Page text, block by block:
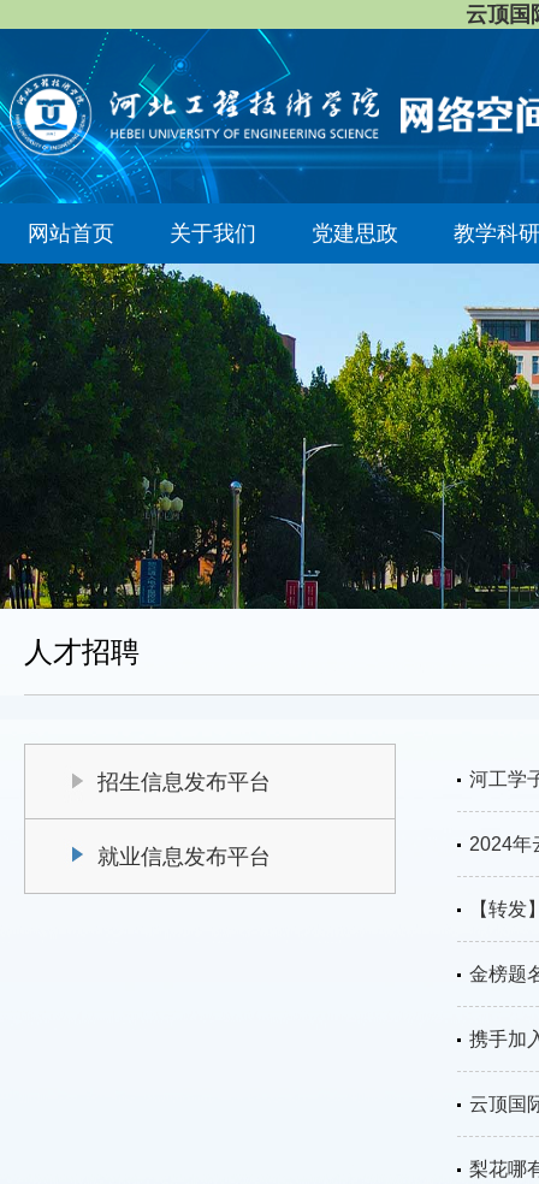
云顶国
网站首页 关于我们 党建思政 教学科研
人才招聘
招生信息发布平台
就业信息发布平台
河工学
2024年
【转
金榜题
携手加
云顶国
梨花哪